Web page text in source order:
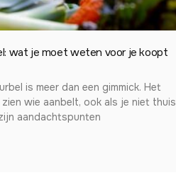
wat je moet weten voor je koopt
is meer dan een gimmick. Het
wie aanbelt, ook als je niet thuis
aandachtspunten